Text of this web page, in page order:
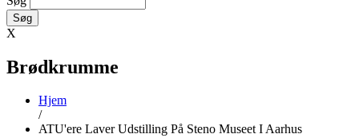
X
Brødkrumme
Hjem
/
ATU'ere Laver Udstilling På Steno Museet I Aarhus